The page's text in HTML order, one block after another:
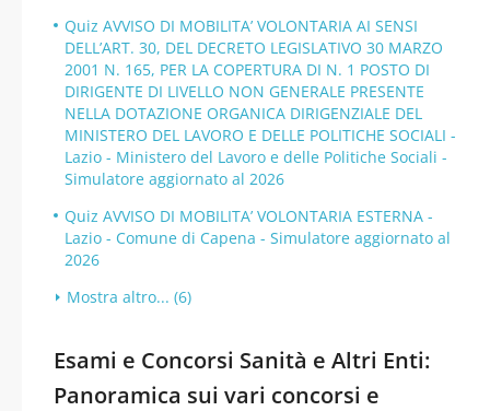
Quiz AVVISO DI MOBILITA’ VOLONTARIA AI SENSI
DELL’ART. 30, DEL DECRETO LEGISLATIVO 30 MARZO
2001 N. 165, PER LA COPERTURA DI N. 1 POSTO DI
DIRIGENTE DI LIVELLO NON GENERALE PRESENTE
NELLA DOTAZIONE ORGANICA DIRIGENZIALE DEL
MINISTERO DEL LAVORO E DELLE POLITICHE SOCIALI -
Lazio - Ministero del Lavoro e delle Politiche Sociali -
Simulatore aggiornato al 2026
Quiz AVVISO DI MOBILITA’ VOLONTARIA ESTERNA -
Lazio - Comune di Capena - Simulatore aggiornato al
2026
Mostra altro... (6)
Esami e Concorsi Sanità e Altri Enti:
Panoramica sui vari concorsi e